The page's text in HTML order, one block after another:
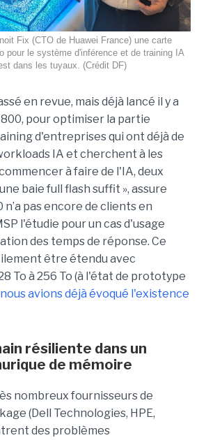
Fix (CTO de Huawei France) une carte
pour le système d'inférence et de training IA
dans les tuyaux. (Crédit DF)
en revue, mais déjà lancé il y a
800, pouroptimiser la partie
d'entreprises qui ont déjà de
IA et cherchent à les
à faire de l'IA, deux
une baie full flash suffit », assure
pasencore de clientsen
l'étudie pour un cas d'usage
des temps de réponse. Ce
être étendu avec
To à 256 To (à l'état de prototype
avions déjà évoqué l'existence
résiliente dans un
de mémoire
nombreux fournisseurs de
(Dell Technologies, HPE,
des problèmes